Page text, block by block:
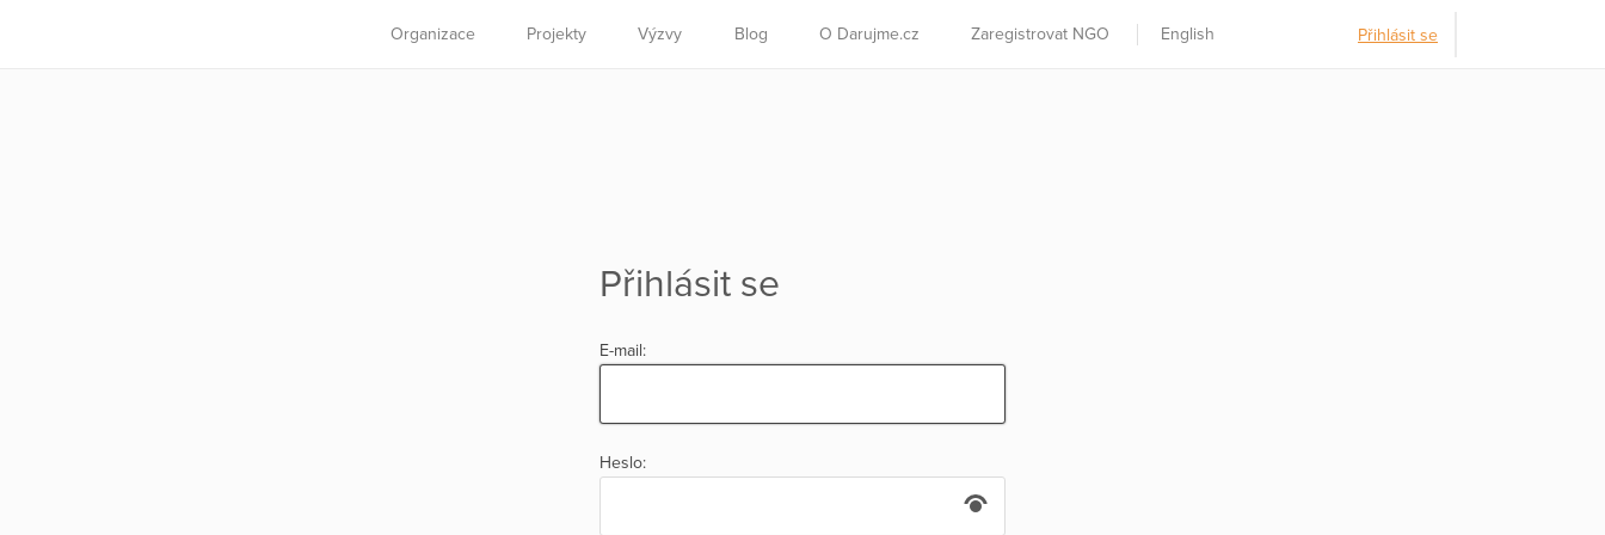
Organizace Projekty Výzvy Blog O Darujme.cz Zaregistrovat NGO English Přihlásit se
Přihlásit se
E-mail:
Heslo: